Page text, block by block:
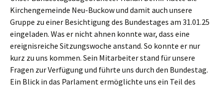
Kirchengemeinde Neu-Buckow und damit auch unsere
Gruppe zu einer Besichtigung des Bundestages am 31.01.25
eingeladen. Was er nicht ahnen konnte war, dass eine
ereignisreiche Sitzungswoche anstand. So konnte er nur
kurz zu uns kommen. Sein Mitarbeiter stand für unsere
Fragen zur Verfügung und führte uns durch den Bundestag.
Ein Blick in das Parlament ermöglichte uns ein Teil des